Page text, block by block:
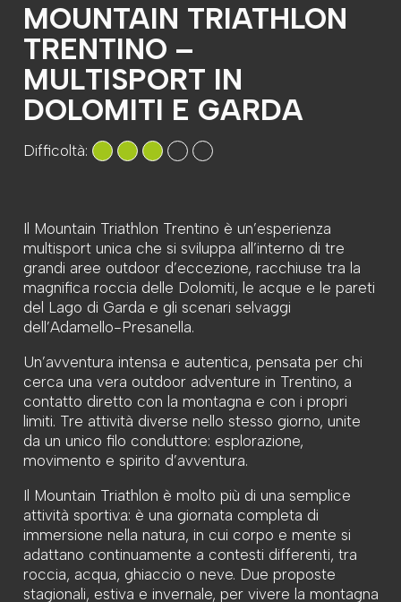
MOUNTAIN TRIATHLON
TRENTINO –
MULTISPORT IN
DOLOMITI E GARDA
Difficoltà:
Il Mountain Triathlon Trentino è un’esperienza
multisport unica che si sviluppa all’interno di tre
grandi aree outdoor d’eccezione, racchiuse tra la
magnifica roccia delle Dolomiti, le acque e le pareti
del Lago di Garda e gli scenari selvaggi
dell’Adamello-Presanella.
Un’avventura intensa e autentica, pensata per chi
cerca una vera outdoor adventure in Trentino, a
contatto diretto con la montagna e con i propri
limiti. Tre attività diverse nello stesso giorno, unite
da un unico filo conduttore: esplorazione,
movimento e spirito d’avventura.
Il Mountain Triathlon è molto più di una semplice
attività sportiva: è una giornata completa di
immersione nella natura, in cui corpo e mente si
adattano continuamente a contesti differenti, tra
roccia, acqua, ghiaccio o neve. Due proposte
stagionali, estiva e invernale, per vivere la montagna